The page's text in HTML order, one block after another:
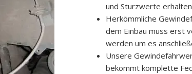
und Sturzwerte
Herkömmliche
dem Einbau muss erst
werden um es
Unsere
bekommt komplette